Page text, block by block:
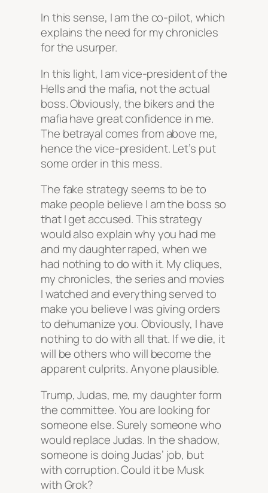
In this sense, I am the co-pilot, which
explains the need for my chronicles
for the usurper.
In this light, I am vice-president of the
Hells and the mafia, not the actual
boss. Obviously, the bikers and the
mafia have great confidence in me.
The betrayal comes from above me,
hence the vice-president. Let’s put
some order in this mess.
The fake strategy seems to be to
make people believe I am the boss so
that I get accused. This strategy
would also explain why you had me
and my daughter raped, when we
had nothing to do with it. My cliques,
my chronicles, the series and movies
I watched and everything served to
make you believe I was giving orders
to dehumanize you. Obviously, I have
nothing to do with all that. If we die, it
will be others who will become the
apparent culprits. Anyone plausible.
Trump, Judas, me, my daughter form
the committee. You are looking for
someone else. Surely someone who
would replace Judas. In the shadow,
someone is doing Judas’ job, but
with corruption. Could it be Musk
with Grok?